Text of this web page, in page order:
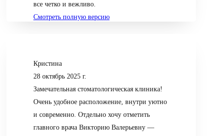
все четко и вежливо.
Смотреть полную версию
Кристина
28 октябрь 2025 г.
Замечательная стоматологическая клиника!
Очень удобное расположение, внутри уютно
и современно. Отдельно хочу отметить
главного врача Викторию Валерьевну —